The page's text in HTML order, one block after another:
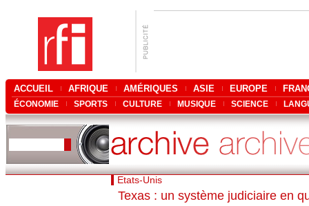
ACCUEIL AFRIQUE AMÉRIQUES ASIE EUROPE
ÉCONOMIE SPORTS CULTURE MUSIQUE SCIENCE
Etats-Unis
Texas : un système judiciaire en